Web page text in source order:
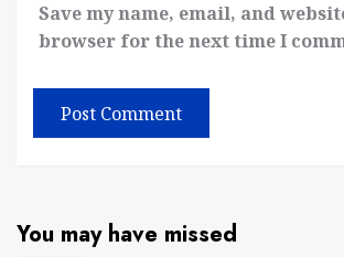
Save my name, email, and
browser for the next time I
You may have missed